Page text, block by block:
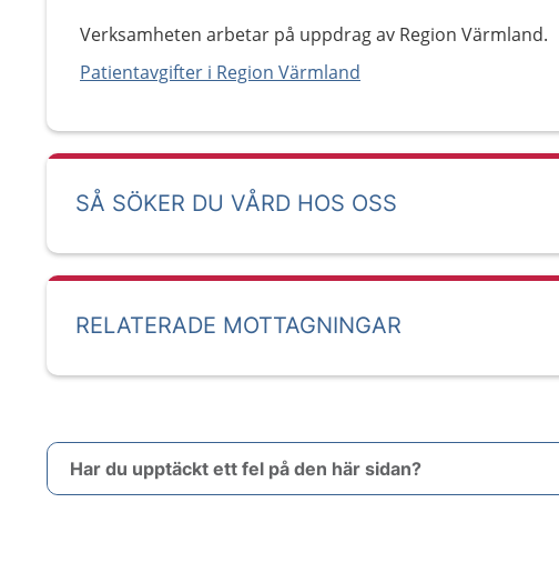
Verksamheten arbetar på uppdrag av Region Värmland.
Patientavgifter i Region Värmland
SÅ SÖKER DU VÅRD HOS OSS
RELATERADE MOTTAGNINGAR
Har du upptäckt ett fel på den här sidan?